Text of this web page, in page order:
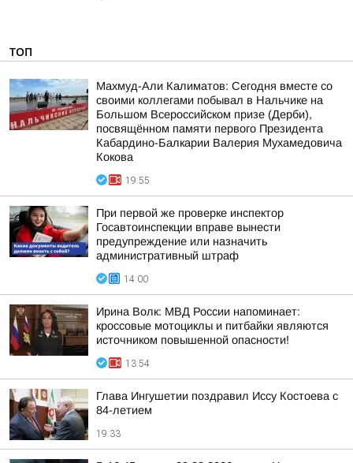
ТОП
Махмуд-Али Калиматов: Сегодня вместе со
своими коллегами побывал в Нальчике на
Большом Всероссийском призе (Дерби),
посвящённом памяти первого Президента
Кабардино-Балкарии Валерия Мухамедовича
Кокова
19:55
При первой же проверке инспектор
Госавтоинспекции вправе вынести
предупреждение или назначить
административный штраф
14:00
Ирина Волк: МВД России напоминает:
кроссовые мотоциклы и питбайки являются
источником повышенной опасности!
13:54
Глава Ингушетии поздравил Иссу Костоева с
84-летием
19:33